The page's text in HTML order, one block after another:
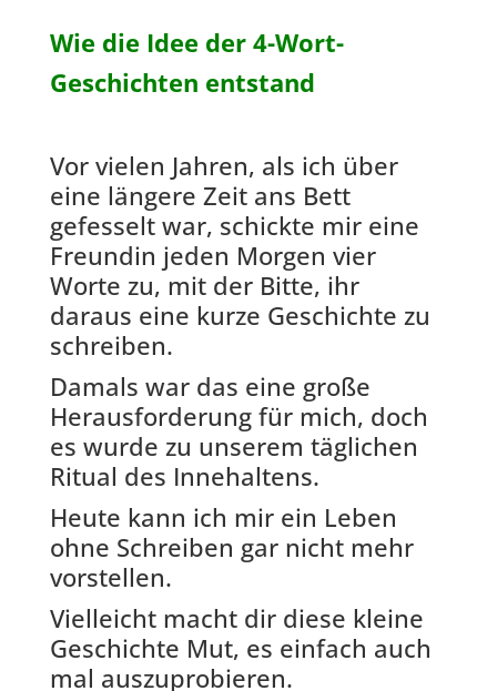
Wie die Idee der 4-Wort-
Geschichten entstand
Vor vielen Jahren, als ich über
eine längere Zeit ans Bett
gefesselt war, schickte mir eine
Freundin jeden Morgen vier
Worte zu, mit der Bitte, ihr
daraus eine kurze Geschichte zu
schreiben.
Damals war das eine große
Herausforderung für mich, doch
es wurde zu unserem täglichen
Ritual des Innehaltens.
Heute kann ich mir ein Leben
ohne Schreiben gar nicht mehr
vorstellen.
Vielleicht macht dir diese kleine
Geschichte Mut, es einfach auch
mal auszuprobieren.